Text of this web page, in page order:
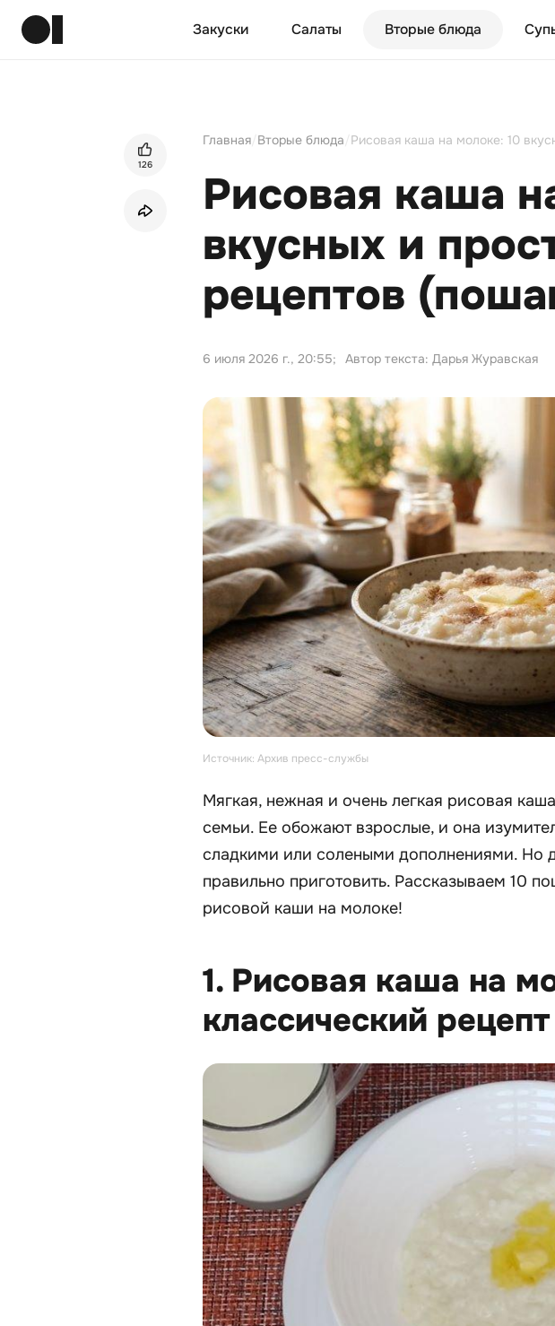
Закуски Салаты Вторые блюда
126
Главная Вторые блюда Рисовая каша на молоке: 10
Рисовая каша
вкусных и
рецептов
6 июля 2026 г., 20:55; Автор текста: Дарья Журавская
Источник: Архив пресс-службы
Мягкая, нежная и очень легкая рисовая
семьи. Ее обожают взрослые, и она
сладкими или солеными дополнениями. Но
правильно приготовить. Рассказываем 10
рисовой каши на молоке!
1. Рисовая каша на
классический рецепт